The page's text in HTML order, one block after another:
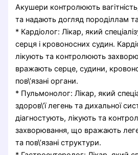
Акушери контролюють
та надають догляд породіллам
* Кардіолог: Лікар, який
серця і кровоносних судин.
лікують та контролюють
вражають серце, судини,
пов\’язані органи.
* Пульмонолог: Лікар, який
здоров\’ї легень та дихальної
діагностують, лікують та
захворювання, що вражають
та пов\’язані структури.